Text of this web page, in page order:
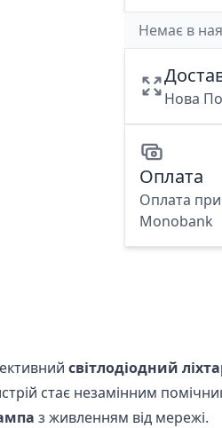
Немає в
Нова
Оплата
Оплата
Monobank
світлодіодний
стає незамінним
з живленням від мережі.